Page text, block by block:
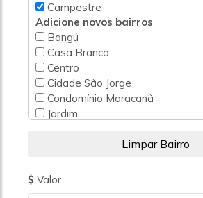
Campestre
Adicione novos bairros
Bangú
Casa Branca
Centro
Cidade São Jorge
Condomínio Maracanã
Jardim
Jardim Alvorada
Jardim Ana Maria
Jardim Bela Vista
Valor